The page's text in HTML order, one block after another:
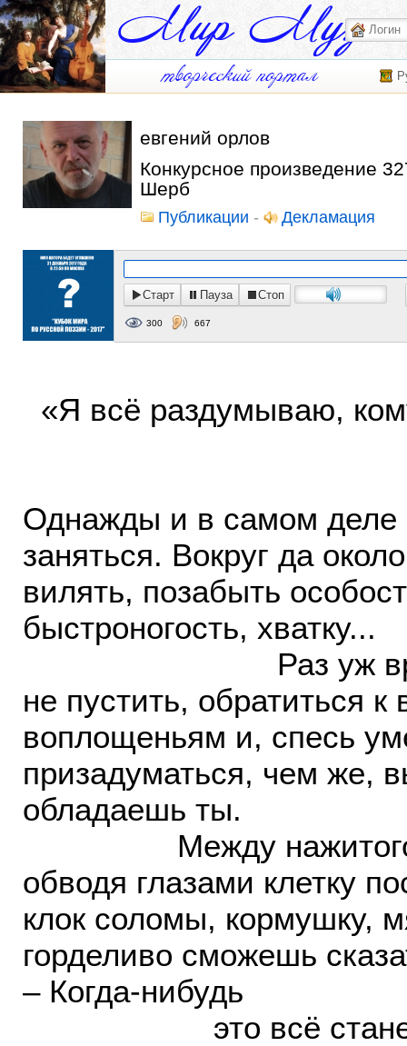
евгений орлов
Конкурсное произведение
Шерб
Публикации - Декламация
Старт Пауза Стоп
300 667
«Я всё раздумываю,
Однажды и в самом деле
заняться. Вокруг да
вилять, позабыть
быстроногость, хватку...
Раз уж
не пустить, обратиться
воплощеньям и, спесь
призадуматься, чем же,
обладаешь ты.
Между нажитого
обводя глазами клетку
клок соломы, кормушку,
горделиво сможешь
– Когда-нибудь
это всё станет